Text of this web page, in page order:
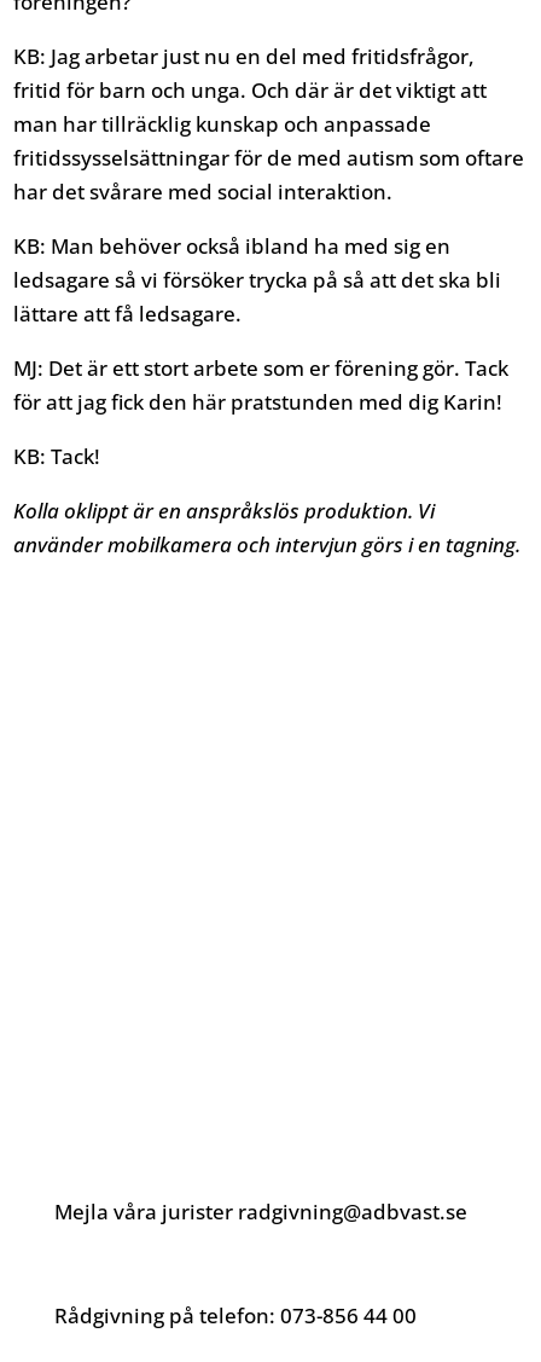
KB: Jag arbetar just nu en del med fritidsfrågor,
fritid för barn och unga. Och där är det viktigt att
man har tillräcklig kunskap och anpassade
fritidssysselsättningar för de med autism som oftare
har det svårare med social interaktion.
KB: Man behöver också ibland ha med sig en
ledsagare så vi försöker trycka på så att det ska bli
lättare att få ledsagare.
MJ: Det är ett stort arbete som er förening gör. Tack
för att jag fick den här pratstunden med dig Karin!
KB: Tack!
Kolla oklippt är en anspråkslös produktion. Vi
använder mobilkamera och intervjun görs i en tagning.
Mejla våra jurister radgivning@adbvast.se
Rådgivning på telefon: 073-856 44 00